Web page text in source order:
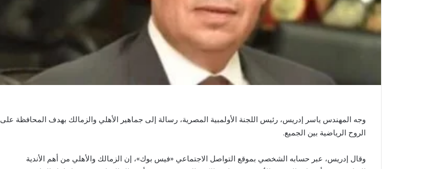
وجه المهندس ياسر إدريس، رئيس اللجنة الأولمبية المصرية، رسالة إلى جماهير الأهلي والزمالك بهدف المحافظة على
الروح الرياضية بين الجميع.
وقال إدريس، عبر حسابه الشخصي بموقع التواصل الاجتماعي «فيس بوك»، إن الزمالك والأهلي من أهم الأندية